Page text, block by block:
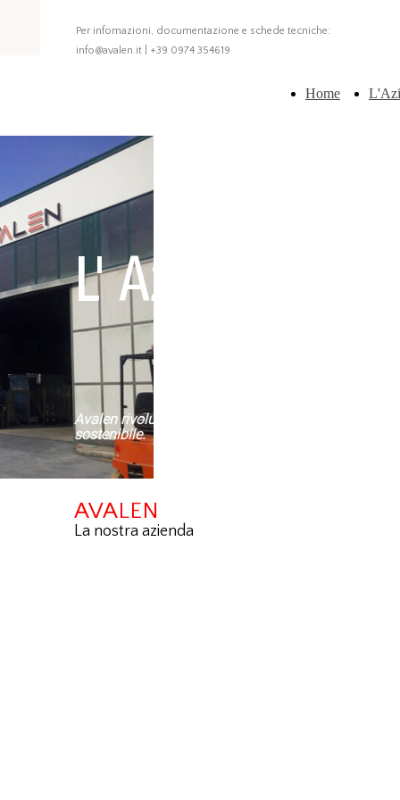
Per infomazioni, documentazione e schede tecniche:
info@avalen.it | +39 0974 354619
Home
L' Azienda
Avalen rivoluziona l’energia solare con soluzioni
sostenibile.
AVALEN
La nostra azienda